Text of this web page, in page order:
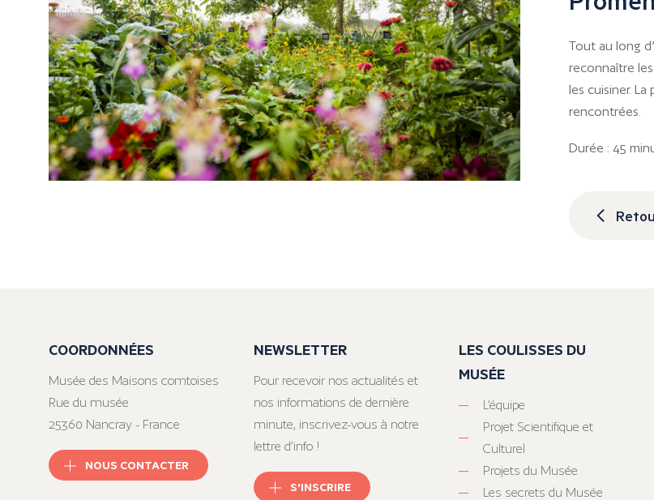
Tout au long
reconnaître
les cuisiner.
rencontrées.
Durée : 45
COORDONNÉES
Musée des Maisons comtoises
Rue du musée
25360 Nancray - France
NOUS CONTACTER
NEWSLETTER
Pour recevoir nos actualités et
nos informations de dernière
minute, inscrivez-vous à notre
lettre d’info !
S'INSCRIRE
LES COULISSES DU
MUSÉE
L’équipe
Projet Scientifique et
Culturel
Projets du Musée
Les secrets du Musée